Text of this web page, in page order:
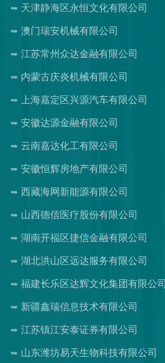
天津静海区永恒文化有限公司
澳门瑞安机械有限公司
江苏常州众达金融有限公司
内蒙古庆炎机械有限公司
上海嘉定区兴源汽车有限公司
安徽达源金融有限公司
云南嘉达化工有限公司
安徽恒辉房地产有限公司
西藏海网新能源有限公司
山西德信医疗股份有限公司
湖南开福区捷信金融有限公司
湖北洪山区远达服务有限公司
福建长乐区达辉文化集团有限公司
新疆鑫瑞信息技术有限公司
江苏镇江安泰证券有限公司
山东潍坊易天生物科技有限公司